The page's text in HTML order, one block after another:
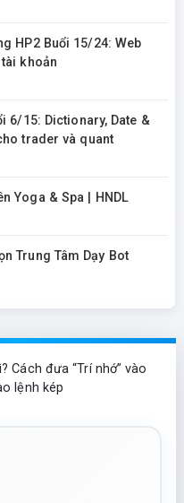
HP2 Buổi 15/24: Web
khoản
6/15: Dictionary, Date &
trader và quant
Yoga & Spa | HNDL
Trung Tâm Dạy Bot
Cách đưa “Trí nhớ” vào
lệnh kép